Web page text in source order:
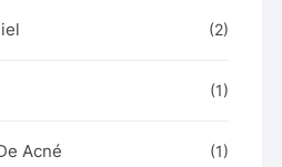
(2)
(1)
Acné (1)